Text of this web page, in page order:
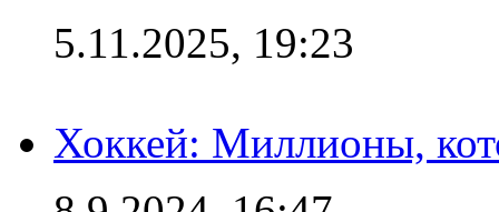
5.11.2025, 19:23
Хоккей: Миллионы,